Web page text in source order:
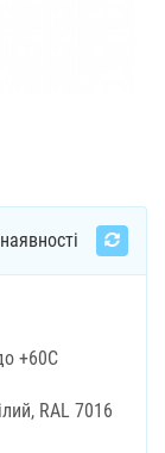
+60С
RAL 7016